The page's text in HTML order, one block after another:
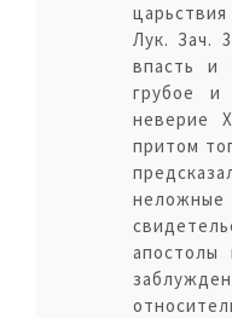
Лук. Зач.
впасть и
грубое
неверие
притом